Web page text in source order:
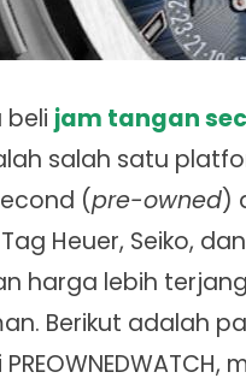
beli jam tangan
salah satu
(pre-owned)
Heuer, Seiko,
harga lebih
Berikut adalah